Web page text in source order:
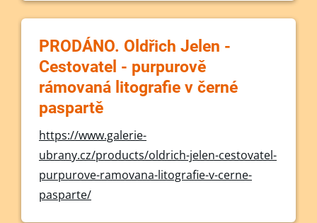
PRODÁNO. Oldřich Jelen -
Cestovatel - purpurově
rámovaná litografie v černé
paspartě
https://www.galerie-
ubrany.cz/products/oldrich-jelen-cestovatel-
purpurove-ramovana-litografie-v-cerne-
pasparte/